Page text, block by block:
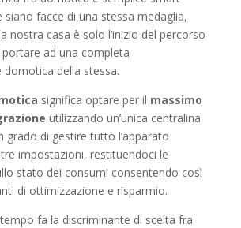
siano facce di una stessa medaglia,
nostra casa è solo l’inizio del percorso
ad una completa
della stessa.
significa optare per il massimo
utilizzando un’unica centralina
grado di gestire tutto l’apparato
impostazioni, restituendoci le
stato dei consumi consentendo così
di ottimizzazione e risparmio.
fa la discriminante di scelta fra